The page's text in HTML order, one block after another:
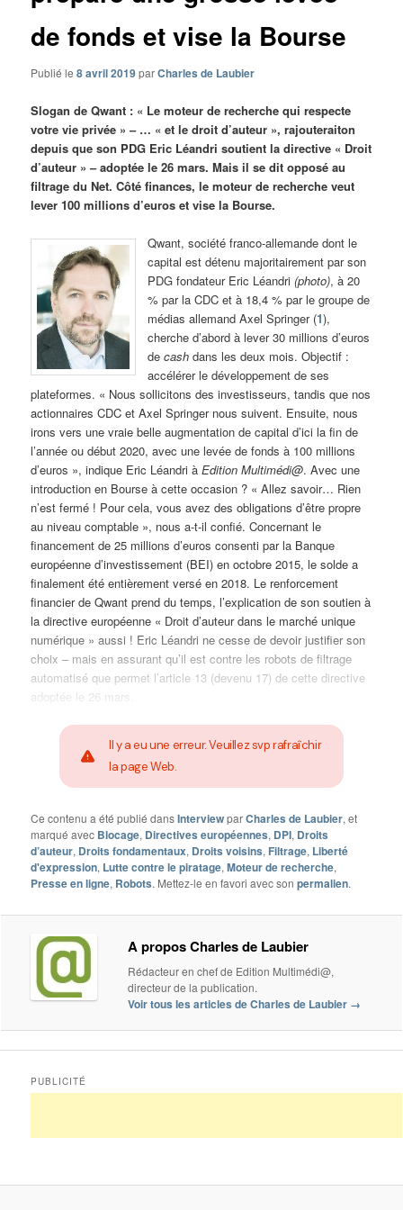
de fonds et vise la Bourse
Publié le8 avril 2019parCharles de Laubier
Slogan de Qwant : « Le moteur de recherche qui respecte
votre vie privée » – … « et le droit d’auteur », rajouteraiton
depuis que son PDG Eric Léandri soutient la directive « Droit
d’auteur » – adoptée le 26 mars. Mais il se dit opposé au
filtrage du Net. Côté finances, le moteur de recherche veut
lever 100 millions d’euros et vise la Bourse.
Qwant, société franco-allemande dont le
capital est détenu majoritairement par son
PDG fondateur Eric Léandri(photo), à 20
% par la CDC et à 18,4 % par le groupe de
médias allemand Axel Springer (1),
cherche d’abord à lever 30 millions d’euros
decash dans les deux mois. Objectif :
accélérer le développement de ses
plateformes. « Nous sollicitons des investisseurs, tandis que nos
actionnaires CDC et Axel Springer nous suivent. Ensuite, nous
irons vers une vraie belle augmentation de capital d’ici la fin de
l’année ou début 2020, avec une levée de fonds à 100 millions
d’euros », indique Eric Léandri àEdition Multimédi@. Avec une
introduction en Bourse à cette occasion ? « Allez savoir… Rien
n’est fermé ! Pour cela, vous avez des obligations d’être propre
au niveau comptable », nous a-t-il confié. Concernant le
financement de 25 millions d’euros consenti par la Banque
européenne d’investissement (BEI) en octobre 2015, le solde a
finalement été entièrement versé en 2018. Le renforcement
financier de Qwant prend du temps, l’explication de son soutien à
la directive européenne « Droit d’auteur dans le marché unique
numérique » aussi ! Eric Léandri ne cesse de devoir justifier son
choix – mais en assurant qu’il est contre les robots de filtrage
automatisé que permet l’article 13 (devenu 17) de cette directive
adoptée le 26 mars.
Il y a eu une erreur. Veuillez svp rafraîchir
la page Web.
Ce contenu a été publié dansInterviewparCharles de Laubier, et
marqué avec Blocage, Directives européennes, DPI, Droits
d’auteur, Droits fondamentaux, Droits voisins, Filtrage, Liberté
d'expression, Lutte contre le piratage,Moteur de recherche,
Presse en ligne, Robots. Mettez-le en favori avec sonpermalien.
A propos Charles de Laubier
Rédacteur en chef de Edition Multimédi@,
directeur de la publication.
Voir tous les articles de Charles de Laubier →
PUBLICITÉ